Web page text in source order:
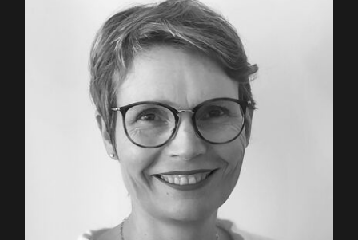
Anne-Laure COMTE • ALBIOMA :
Intervenante au Forum 2MF
(2024)